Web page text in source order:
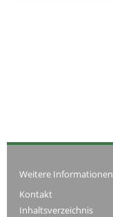
Weitere Informationen
Kontakt
Inhaltsverzeichnis